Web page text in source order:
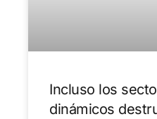
Incluso los
dinámicos